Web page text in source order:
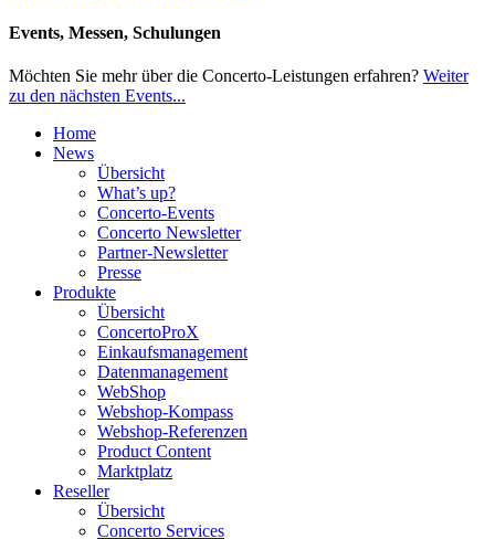
Events, Messen, Schulungen
Möchten Sie mehr über die Concerto-Leistungen erfahren? Weiter
zu den nächsten Events...
Home
News
Übersicht
What’s up?
Concerto-Events
Concerto Newsletter
Partner-Newsletter
Presse
Produkte
Übersicht
ConcertoProX
Einkaufsmanagement
Datenmanagement
WebShop
Webshop-Kompass
Webshop-Referenzen
Product Content
Marktplatz
Reseller
Übersicht
Concerto Services